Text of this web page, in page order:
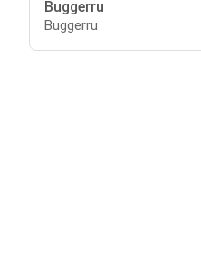
Buggerru
Buggerru